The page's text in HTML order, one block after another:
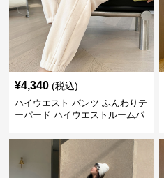
¥4,340 (税込)
ハイウエスト パンツ ふんわりテ
ーパード ハイウエストルームパ